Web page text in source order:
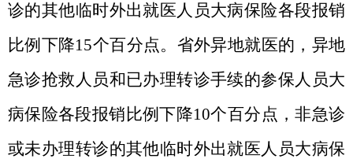
诊的其他临时外出就医人员大病保险各段报销
比例下降15个百分点。省外异地就医的，异地
急诊抢救人员和已办理转诊手续的参保人员大
病保险各段报销比例下降10个百分点，非急诊
或未办理转诊的其他临时外出就医人员大病保